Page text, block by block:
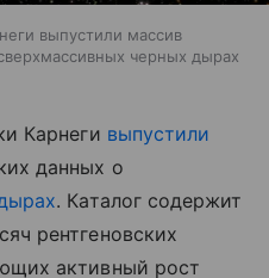
выпустили массив
черных дырах
Карнеги выпустили
данных о
. Каталог содержит
рентгеновских
активный рост